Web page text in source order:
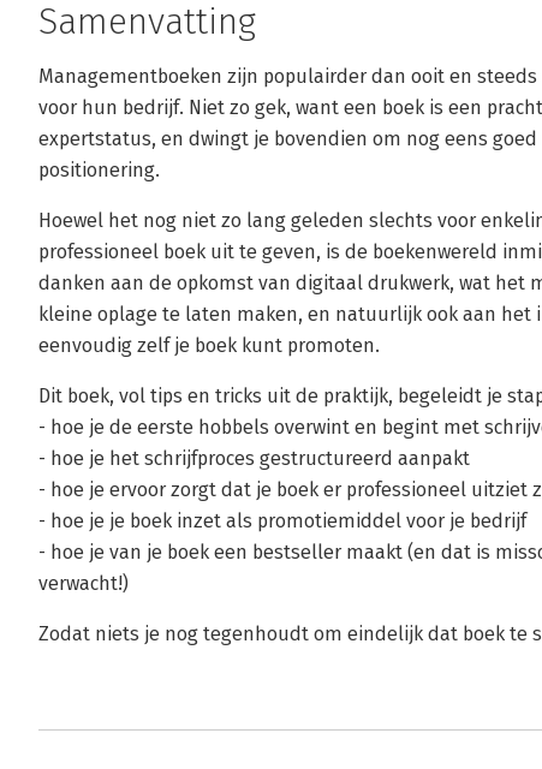
Samenvatting
Managementboeken zijn populairder dan ooit en
voor hun bedrijf. Niet zo gek, want een boek is een
expertstatus, en dwingt je bovendien om nog eens
positionering.
Hoewel het nog niet zo lang geleden slechts voor
professioneel boek uit te geven, is de boekenwereld
danken aan de opkomst van digitaal drukwerk, wat het
kleine oplage te laten maken, en natuurlijk ook aan het
eenvoudig zelf je boek kunt promoten.
Dit boek, vol tips en tricks uit de praktijk, begeleidt je
- hoe je de eerste hobbels overwint en begint met
- hoe je het schrijfproces gestructureerd aanpakt
- hoe je ervoor zorgt dat je boek er professioneel uitziet
- hoe je je boek inzet als promotiemiddel voor je bedrijf
- hoe je van je boek een bestseller maakt (en dat is
verwacht!)
Zodat niets je nog tegenhoudt om eindelijk dat boek te